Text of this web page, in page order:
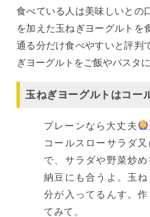
食べている人は美味しいとの
を加えた玉ねぎヨーグルトを
通る分だけ食べやすいと評判
ぎヨーグルトをご飯やパスタ
玉ねぎヨーグルトはコー
プレーンなら大丈夫
コールスローサラダ
で、サラダや野菜炒め
納豆にも合うよ。玉
分が入ってるんす。
てみて。